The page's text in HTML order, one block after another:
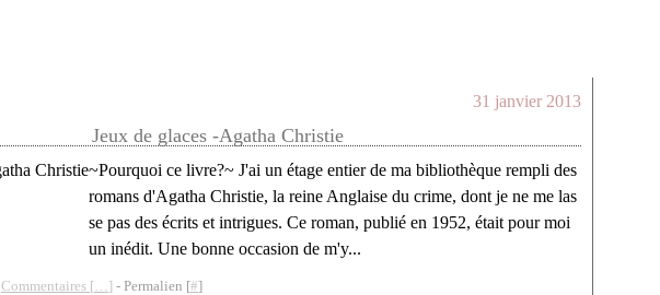
31 janvier 2013
Jeux de glaces -Agatha Christie
~Pourquoi ce livre?~ J'ai un étage entier de ma bibliothèque rempli des
romans d'Agatha Christie, la reine Anglaise du crime, dont je ne me las
se pas des écrits et intrigues. Ce roman, publié en 1952, était pour moi
un inédit. Une bonne occasion de m'y...
Commentaires […] - Permalien [#]